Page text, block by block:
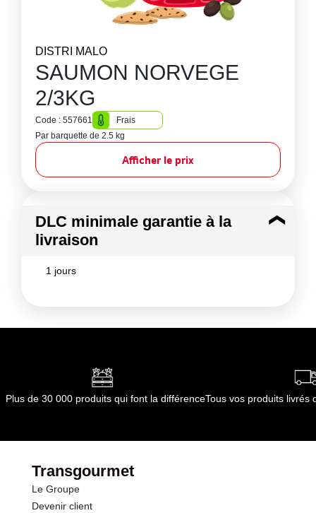
DISTRI MALO
SAUMON NORVEGE
2/3KG
Code : 557661
Frais
Par barquette de 2.5 kg
Afficher le prix
DLC minimale garantie à la
livraison
1 jours
Plus de 30 000 produits qui font la différenceTous vos produits livrés
Transgourmet
Le Groupe
Devenir client